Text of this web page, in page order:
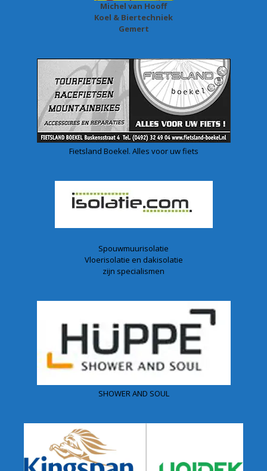
Michel van Hooff
Koel & Biertechniek
Gemert
Fietsland Boekel. Alles voor uw fiets
Spouwmuurisolatie
Vloerisolatie en dakisolatie
zijn specialismen
SHOWER AND SOUL